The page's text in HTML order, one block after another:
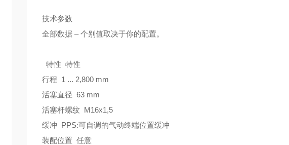
技术参数
全部数据 – 个别值取决于你的配置。
特性 特性
行程 1 ... 2,800 mm
活塞直径 63 mm
活塞杆螺纹 M16x1,5
缓冲 PPS:可自调的气动终端位置缓冲
装配位置 任意